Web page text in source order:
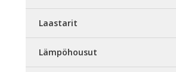
Laastarit
Lämpöhousut